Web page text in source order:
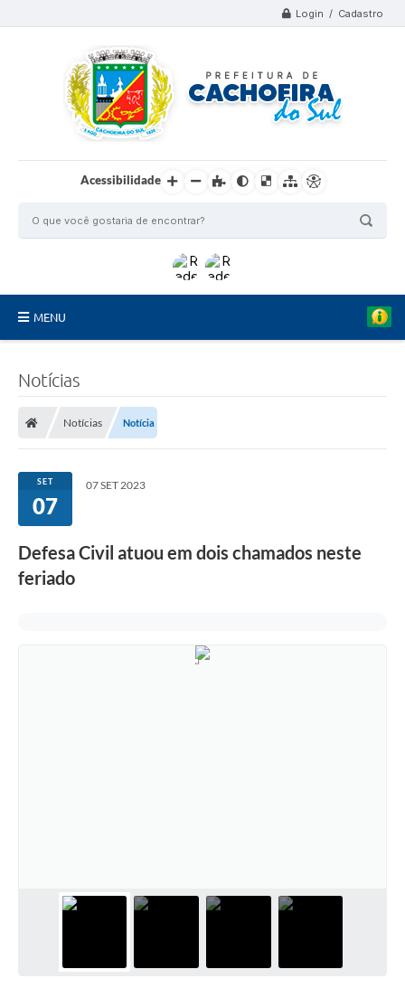
Login / Cadastro
Acessibilidade
MENU
Conselhos Municipais
Serviços on-line
Turismo
Notícias
Notícias Notícia
SET
07
07 SET 2023
Defesa Civil atuou em dois chamados neste
feriado